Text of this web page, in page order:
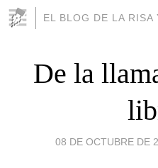
EL BLOG DE LA RISA
De la
08 DE OCTUBRE DE